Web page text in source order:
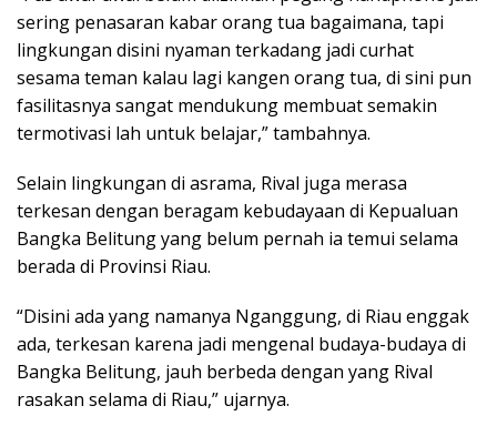
sering penasaran kabar orang tua bagaimana, tapi
lingkungan disini nyaman terkadang jadi curhat
sesama teman kalau lagi kangen orang tua, di sini pun
fasilitasnya sangat mendukung membuat semakin
termotivasi lah untuk belajar,” tambahnya.
Selain lingkungan di asrama, Rival juga merasa
terkesan dengan beragam kebudayaan di Kepualuan
Bangka Belitung yang belum pernah ia temui selama
berada di Provinsi Riau.
“Disini ada yang namanya Nganggung, di Riau enggak
ada, terkesan karena jadi mengenal budaya-budaya di
Bangka Belitung, jauh berbeda dengan yang Rival
rasakan selama di Riau,” ujarnya.